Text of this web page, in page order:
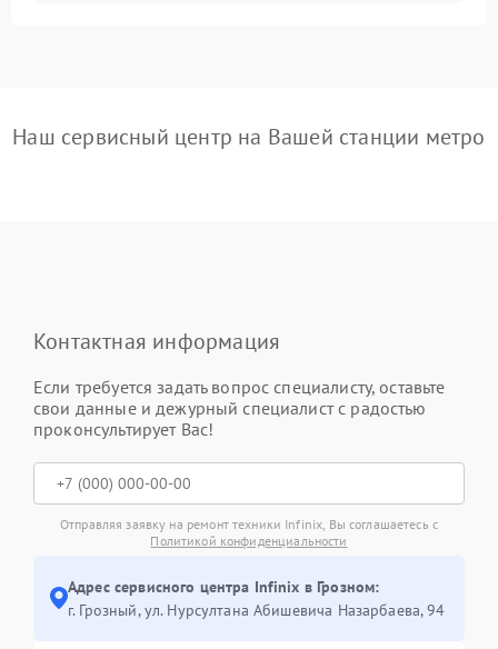
Наш сервисный центр на Вашей станции метро
Контактная информация
Если требуется задать вопрос специалисту, оставьте
свои данные и дежурный специалист с радостью
проконсультирует Вас!
Отправляя заявку на ремонт техники Infinix, Вы соглашаетесь с
Политикой конфиденциальности
Адрес сервисного центра Infinix в Грозном:
г. Грозный, ул. Нурсултана Абишевича Назарбаева, 94